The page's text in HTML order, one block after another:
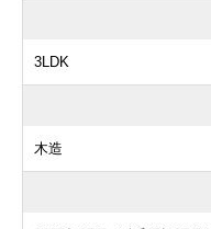
3LDK
木造